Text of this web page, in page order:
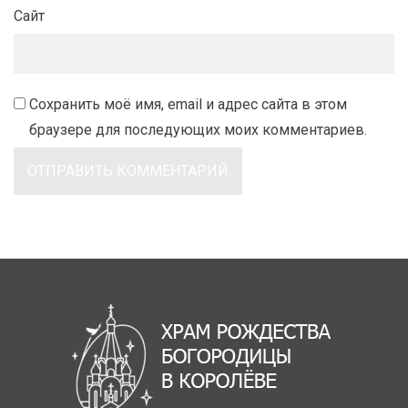
Сайт
Сохранить моё имя, email и адрес сайта в этом
браузере для последующих моих комментариев.